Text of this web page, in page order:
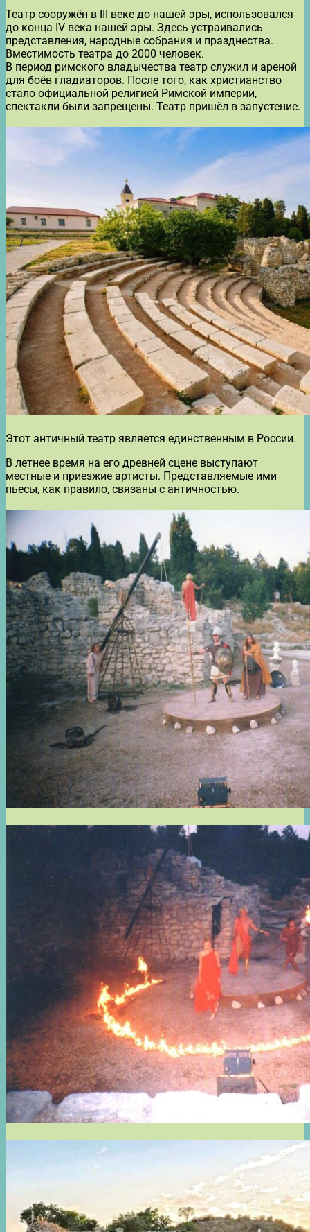
Театр сооружён в III веке до нашей эры, использовался
до конца IV века нашей эры. Здесь устраивались
представления, народные собрания и празднества.
Вместимость театра до 2000 человек.
В период римского владычества театр служил и ареной
для боёв гладиаторов. После того, как христианство
стало официальной религией Римской империи,
спектакли были запрещены. Театр пришёл в запустение.
Этот античный театр является единственным в России.
В летнее время на его древней сцене выступают
местные и приезжие артисты. Представляемые ими
пьесы, как правило, связаны с античностью.